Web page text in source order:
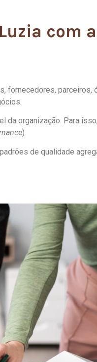
com
fornecedores, parceiros,
da organização. Para
).
de qualidade